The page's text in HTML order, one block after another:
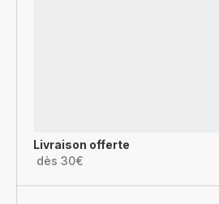
Livraison offerte
dès 30€